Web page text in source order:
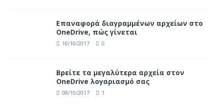
Επαναφορά διαγραμμένων αρχείων στο
OneDrive, πώς γίνεται
10/10/2017 0
Βρείτε τα μεγαλύτερα αρχεία στον
OneDrive λογαριασμό σας
08/10/2017 1